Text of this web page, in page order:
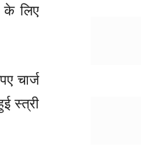
के लिए
चार्ज
स्त्री